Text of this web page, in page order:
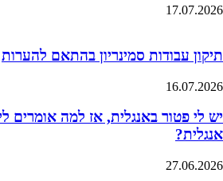
17.07.2026
תיקון עבודות סמינריון בהתאם להערות
16.07.2026
יש לי פטור באנגלית, אז למה אומרים
אנגלית?
27.06.2026